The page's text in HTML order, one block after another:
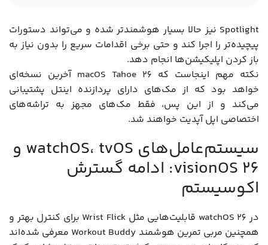
Spotlight نیز حالا بسیار هوشمندتر شده و می‌تواند دستورات
پیچیده‌تر را اجرا کند و حتی برخی اقدامات سریع را بدون نیاز به
باز کردن اپلیکیشن‌ها انجام دهد.
نکته مهم اینجاست که macOS Tahoe 26 آخرین نسخه‌ای
خواهد بود که از مک‌های دارای پردازنده اینتل پشتیبانی
می‌کند و از این پس، فقط مک‌های مجهز به تراشه‌های
اختصاصی اپل آپدیت خواهند شد.
سیستم‌عامل‌های watchOS، tvOS و
visionOS 26: ادامه گسترش
اکوسیستم
در watchOS 26 قابلیت‌هایی مثل Wrist Flick برای کنترل بهتر و
همچنین مربی تمرین هوشمند Workout Buddy معرفی شده‌اند